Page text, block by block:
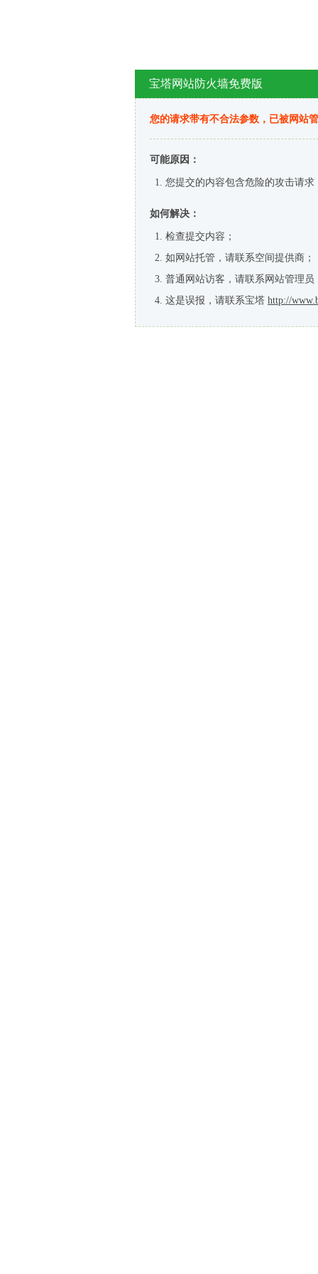
宝塔网站防火墙免费版
您的请求带有不合法参数，已被网站
可能原因：
您提交的内容包含危险的攻击请求
如何解决：
检查提交内容；
如网站托管，请联系空间提供商；
普通网站访客，请联系网站管理员
这是误报，请联系宝塔 http://